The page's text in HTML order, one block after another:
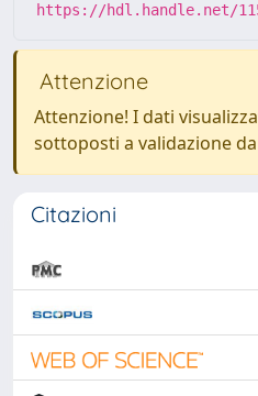
https://hdl.handle.net/
Attenzione
Attenzione! I dati
sottoposti a validazione
Citazioni